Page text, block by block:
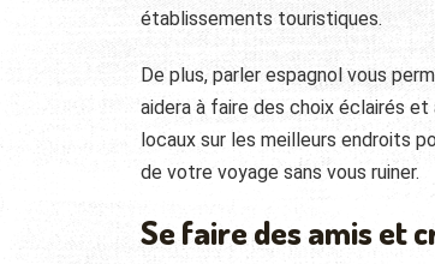
établissements touristiques.
De plus, parler espagnol vous
aidera à faire des choix éclairés
locaux sur les meilleurs endroits
de votre voyage sans vous ruiner.
Se faire des amis et